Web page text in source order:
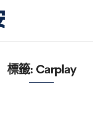
標籤: Carplay